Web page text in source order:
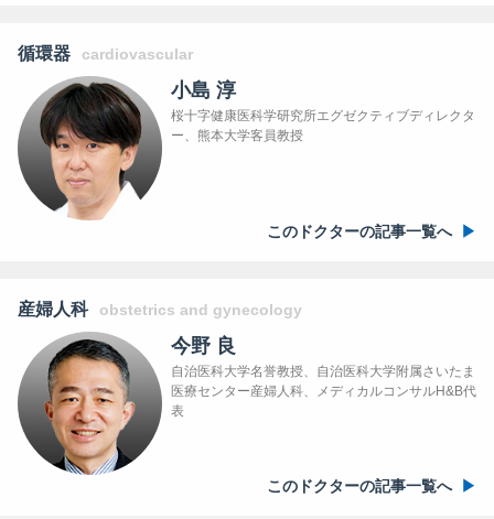
循環器 cardiovascular
小島 淳
桜十字健康医科学研究所エグゼクティブディレクタ
ー、熊本大学客員教授
このドクターの記事一覧へ
産婦人科 obstetrics and gynecology
今野 良
自治医科大学名誉教授、自治医科大学附属さいたま
医療センター産婦人科、メディカルコンサルH&B代
表
このドクターの記事一覧へ